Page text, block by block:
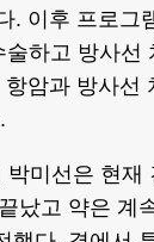
. 이후 프로그
하고 방사선
암과 방사선
미선은 현
났고 약은 계